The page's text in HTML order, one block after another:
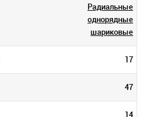
Радиальные
однорядные
шариковые
17
47
14